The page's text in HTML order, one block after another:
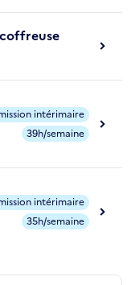
intérimaire
39h/semaine
intérimaire
35h/semaine